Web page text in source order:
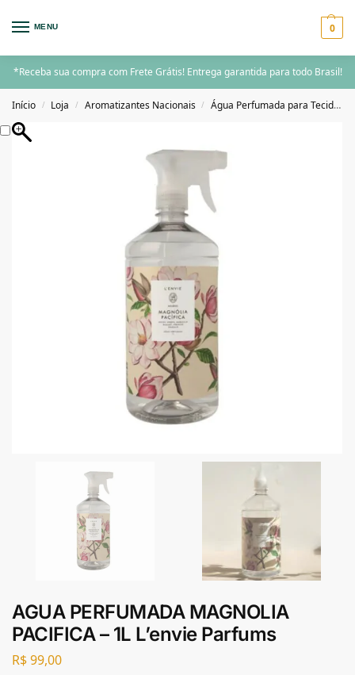
MENU 0
*Receba sua compra com Frete Grátis! Entrega garantida para todo Brasil!
Início / Loja / Aromatizantes Nacionais / Água Perfumada para Tecidos
AGUA PERFUMADA MAGNOLIA
PACIFICA – 1L L’envie Parfums
R$99,00